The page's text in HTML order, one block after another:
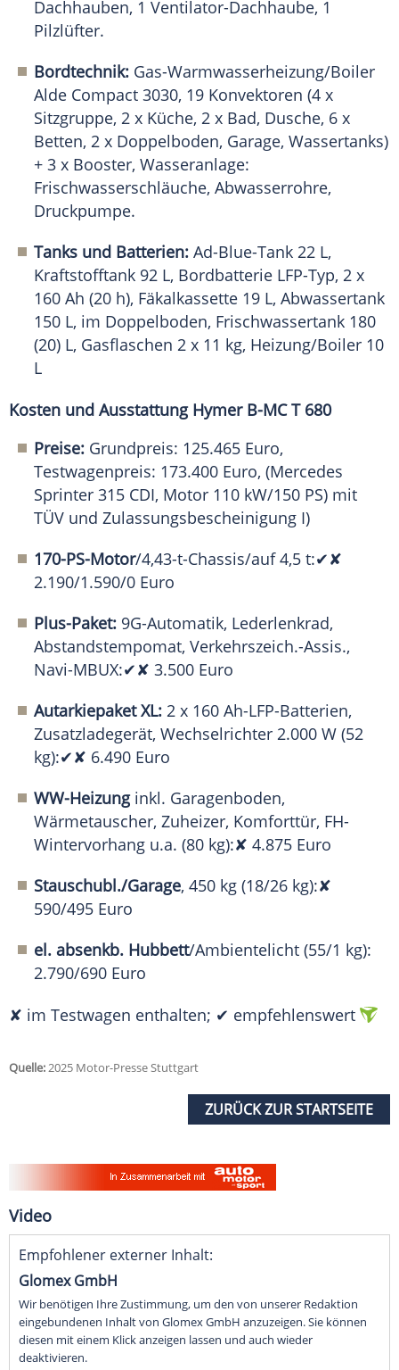
Dachhauben, 1 Ventilator-Dachhaube, 1
Pilzlüfter.
Bordtechnik: Gas-Warmwasserheizung/Boiler
Alde Compact 3030, 19 Konvektoren (4 x
Sitzgruppe, 2 x Küche, 2 x Bad, Dusche, 6 x
Betten, 2 x Doppelboden, Garage, Wassertanks)
+ 3 x Booster, Wasseranlage:
Frischwasserschläuche, Abwasserrohre,
Druckpumpe.
Tanks und Batterien: Ad-Blue-Tank 22 L,
Kraftstofftank 92 L, Bordbatterie LFP-Typ, 2 x
160 Ah (20 h), Fäkalkassette 19 L, Abwassertank
150 L, im Doppelboden, Frischwassertank 180
(20) L, Gasflaschen 2 x 11 kg, Heizung/Boiler 10
L
Kosten und Ausstattung Hymer B-MC T 680
Preise: Grundpreis: 125.465 Euro,
Testwagenpreis: 173.400 Euro, (Mercedes
Sprinter 315 CDI, Motor 110 kW/150 PS) mit
TÜV und Zulassungsbescheinigung I)
170-PS-Motor/4,43-t-Chassis/auf 4,5 t:✔✘
2.190/1.590/0 Euro
Plus-Paket: 9G-Automatik, Lederlenkrad,
Abstandstempomat, Verkehrszeich.-Assis.,
Navi-MBUX:✔✘ 3.500 Euro
Autarkiepaket XL: 2 x 160 Ah-LFP-Batterien,
Zusatzladegerät, Wechselrichter 2.000 W (52
kg):✔✘ 6.490 Euro
WW-Heizunginkl. Garagenboden,
Wärmetauscher, Zuheizer, Komforttür, FH-
Wintervorhang u.a. (80 kg):✘ 4.875 Euro
Stauschubl./Garage, 450 kg (18/26 kg):✘
590/495 Euro
el. absenkb. Hubbett/Ambientelicht (55/1 kg):
2.790/690 Euro
✘ im Testwagen enthalten; ✔ empfehlenswert
Quelle:2025 Motor-Presse Stuttgart
ZURÜCK ZUR STARTSEITE
Video
Empfohlener externer Inhalt:
Glomex GmbH
Wir benötigen Ihre Zustimmung, um den von unserer Redaktion
eingebundenen Inhalt von Glomex GmbH anzuzeigen. Sie können
diesen mit einem Klick anzeigen lassen und auch wieder
deaktivieren.